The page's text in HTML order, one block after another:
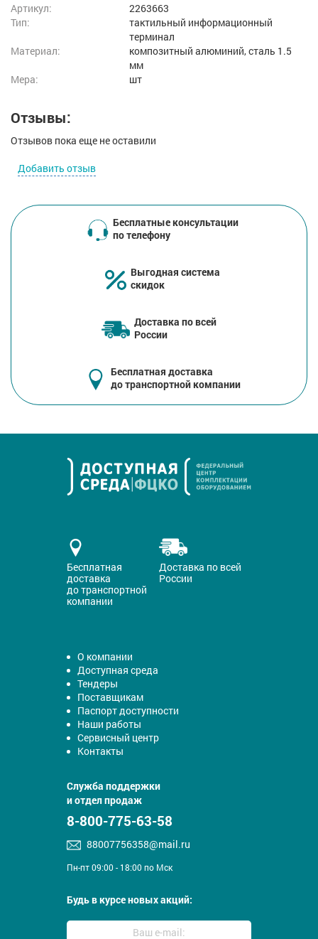
Артикул:
2263663
Тип:
тактильный информационный
терминал
Материал:
композитный алюминий, сталь 1.5
мм
Мера:
шт
Отзывы:
Отзывов пока еще не оставили
Добавить отзыв
Бесплатные консультации
по телефону
Выгодная система
скидок
Доставка по всей
России
Бесплатная доставка
до транспортной компании
Бесплатная
доставка
до транспортной
компании
Доставка по всей
России
О компании
Доступная среда
Тендеры
Поставщикам
Паспорт доступности
Наши работы
Сервисный центр
Контакты
Служба поддержки
и отдел продаж
8-800-775-63-58
88007756358@mail.ru
Пн-пт 09:00 - 18:00 по Мск
Будь в курсе новых акций: